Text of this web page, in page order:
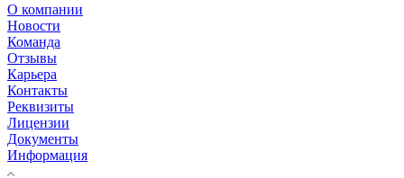
О компании
Новости
Команда
Отзывы
Карьера
Контакты
Реквизиты
Лицензии
Документы
Информация